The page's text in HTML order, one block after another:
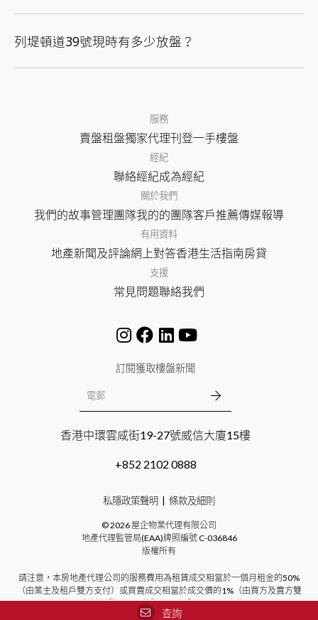
列堤頓道39號現時有多少放盤？
服務
賣盤租盤獨家代理刊登一手樓盤
經紀
聯絡經紀成為經紀
關於我們
我們的故事管理團隊我的的團隊客戶推薦傳媒報導
有用資料
地產新聞及評論網上對答香港生活指南房貸
支援
常見問題聯絡我們
訂閱獲取樓盤新聞
香港中環雲咸街19-27號威信大廈15樓
+852 2102 0888
私隱政策聲明 條款及細則
©2026屋企物業代理有限公司
地產代理監管局(EAA)牌照編號C-036846
版權所有
請注意，本房地產代理公司的服務費用為租賃成交相當於一個月租金的50%
（由業主及租戶雙方支付）或買賣成交相當於成交價的1%（由買方及賣方雙
方支付）。對於新發展項目的購買，本公司不向買方收取費用。
查詢